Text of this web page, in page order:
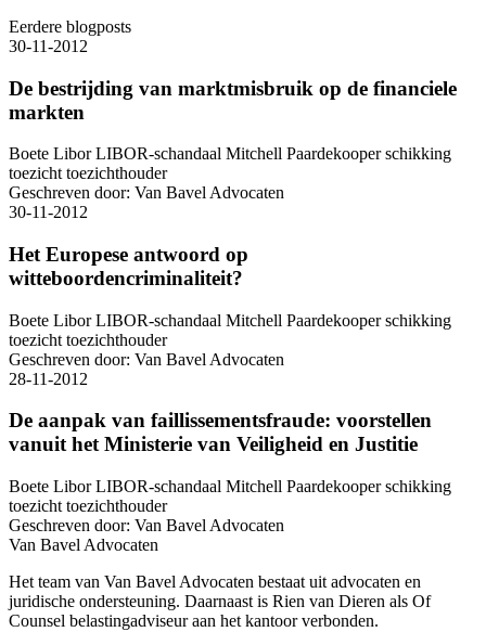
Eerdere blogposts
30-11-2012
De bestrijding van marktmisbruik op de financiele
markten
Boete Libor LIBOR-schandaal Mitchell Paardekooper schikking
toezicht toezichthouder
Geschreven door: Van Bavel Advocaten
30-11-2012
Het Europese antwoord op
witteboordencriminaliteit?
Boete Libor LIBOR-schandaal Mitchell Paardekooper schikking
toezicht toezichthouder
Geschreven door: Van Bavel Advocaten
28-11-2012
De aanpak van faillissementsfraude: voorstellen
vanuit het Ministerie van Veiligheid en Justitie
Boete Libor LIBOR-schandaal Mitchell Paardekooper schikking
toezicht toezichthouder
Geschreven door: Van Bavel Advocaten
Van Bavel Advocaten
Het team van Van Bavel Advocaten bestaat uit advocaten en
juridische ondersteuning. Daarnaast is Rien van Dieren als Of
Counsel belastingadviseur aan het kantoor verbonden.